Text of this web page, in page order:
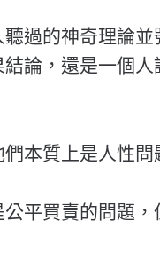
過的神奇理論並
論，還是一個人
本質上是人性問
平買賣的問題，